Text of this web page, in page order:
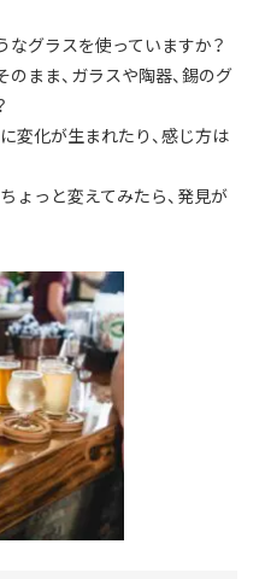
なグラスを使っていますか？
まま、ガラスや陶器、錫のグ
変化が生まれたり、感じ方は
ょっと変えてみたら、発見が